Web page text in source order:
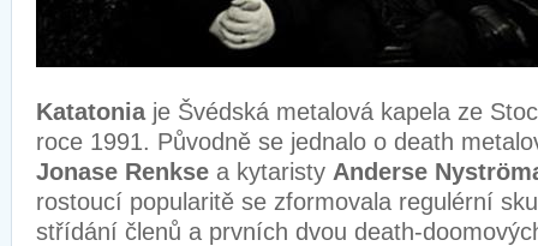
Katatonia je Švédská metalová kapela ze
roce 1991. Původně se jednalo o death
Jonase Renkse a kytaristy Anderse
rostoucí popularitě se zformovala regulérní
střídání členů a prvních dvou death-